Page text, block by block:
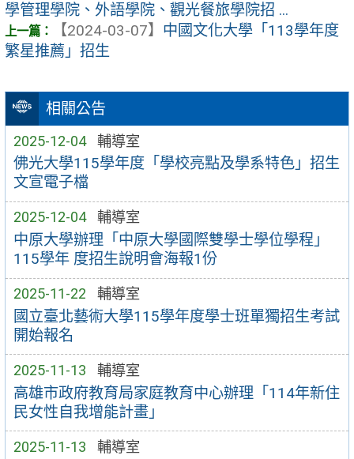
相關公告
2025-12-04 輔導室
佛光大學115學年度「學校亮點及學系特色」招生
文宣電子檔
2025-12-04 輔導室
中原大學辦理「中原大學國際雙學士學位學程」
115學年 度招生說明會海報1份
2025-11-22 輔導室
國立臺北藝術大學115學年度學士班單獨招生考試
開始報名
2025-11-13 輔導室
高雄市政府教育局家庭教育中心辦理「114年新住
民女性自我增能計畫」
2025-11-13 輔導室
學管理學院、外語學院、觀光餐旅學院招 ...
【2024-03-07】 中國文化大學「113學年度
繁星推薦」招生